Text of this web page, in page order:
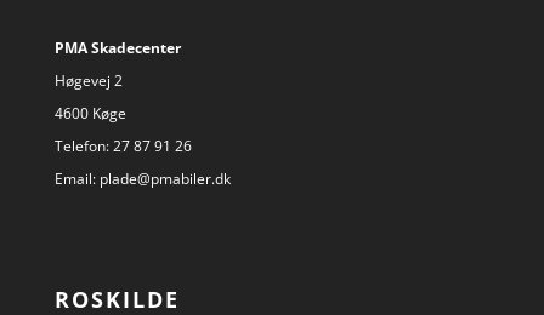
PMA Skadecenter
Høgevej 2
4600 Køge
Telefon:27 87 91 26
Email: plade@pmabiler.dk
ROSKILDE